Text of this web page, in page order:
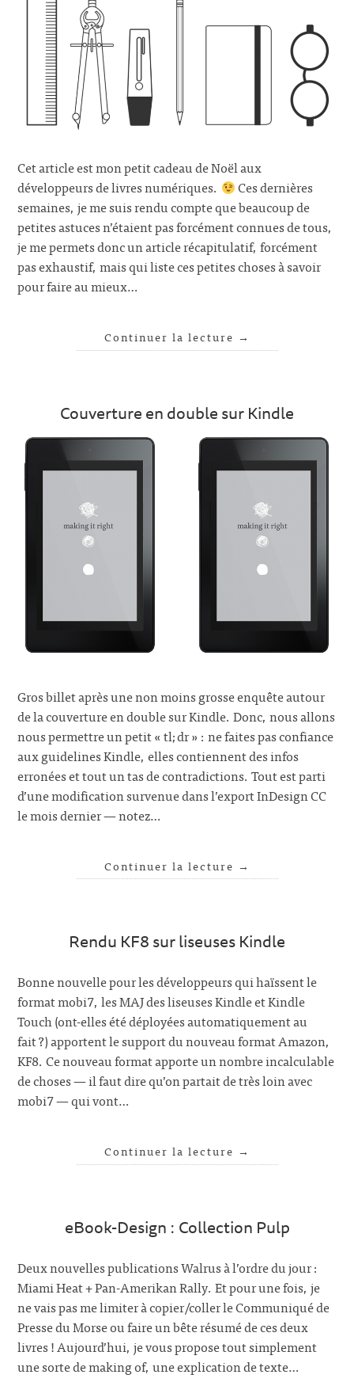
Cet article est mon petit cadeau de Noël aux
développeurs de livres numériques.
Ces dernières
semaines, je me suis rendu compte que beaucoup de
petites astuces n’étaient pas forcément connues de tous,
je me permets donc un article récapitulatif, forcément
pas exhaustif, mais qui liste ces petites choses à savoir
pour faire au mieux…
Continuer la lecture →
Couverture en double sur Kindle
Gros billet après une non moins grosse enquête autour
de la couverture en double sur Kindle. Donc, nous allons
nous permettre un petit « tl;dr » : ne faites pas confiance
aux guidelines Kindle, elles contiennent des infos
erronées et tout un tas de contradictions. Tout est parti
d’une modification survenue dans l’export InDesign CC
le mois dernier — notez…
Continuer la lecture →
Rendu KF8 sur liseuses Kindle
Bonne nouvelle pour les développeurs qui haïssent le
format mobi7, les MAJ des liseuses Kindle et Kindle
Touch (ont-elles été déployées automatiquement au
fait ?) apportent le support du nouveau format Amazon,
KF8. Ce nouveau format apporte un nombre incalculable
de choses — il faut dire qu’on partait de très loin avec
mobi7 — qui vont…
Continuer la lecture →
eBook-Design : Collection Pulp
Deux nouvelles publications Walrus à l’ordre du jour :
Miami Heat + Pan-Amerikan Rally. Et pour une fois, je
ne vais pas me limiter à copier/coller le Communiqué de
Presse du Morse ou faire un bête résumé de ces deux
livres ! Aujourd’hui, je vous propose tout simplement
une sorte de making of, une explication de texte…